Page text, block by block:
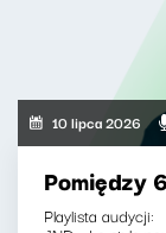
10 lipca 2026
Pomiędzy
Playlista audycji: